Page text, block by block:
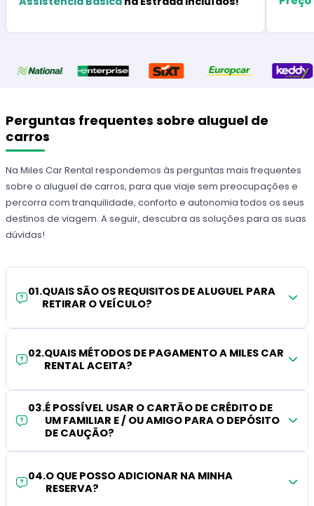
Perguntas frequentes sobre aluguel de
carros
Na Miles Car Rental respondemos às perguntas mais frequentes
sobre o aluguel de carros, para que viaje sem preocupações e
percorra com tranquilidade, conforto e autonomia todos os seus
destinos de viagem. A seguir, descubra as soluções para as suas
dúvidas!
01.QUAIS SÃO OS REQUISITOS DE ALUGUEL PARA
RETIRAR O VEÍCULO?
02.QUAIS MÉTODOS DE PAGAMENTO A MILES CAR
RENTAL ACEITA?
03.É POSSÍVEL USAR O CARTÃO DE CRÉDITO DE
UM FAMILIAR E / OU AMIGO PARA O DEPÓSITO
DE CAUÇÃO?
04.O QUE POSSO ADICIONAR NA MINHA
RESERVA?